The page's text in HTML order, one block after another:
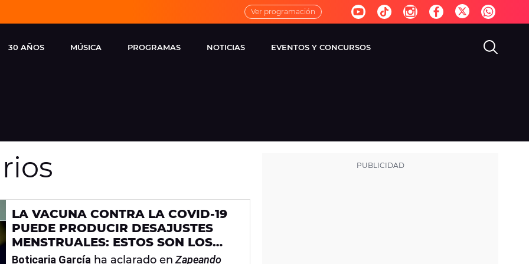
Ver programación
30 AÑOS
ENTREVISTAS
REMEMBER EUROPA
MÚSICA PROGRAMAS
VIRALES
NOTICIAS EVENTOS Y CONCURSOS
LA VACUNA CONTRA LA COVID-19
PUEDE PRODUCIR DESAJUSTES
MENSTRUALES: ESTOS SON LOS
MOTIVOS
Boticaria García ha aclarado en Zapeando